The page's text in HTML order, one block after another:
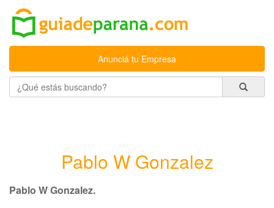
Anunciá tu Empresa
Pablo W Gonzalez
Pablo W Gonzalez.